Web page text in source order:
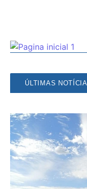
ÚLTIMAS